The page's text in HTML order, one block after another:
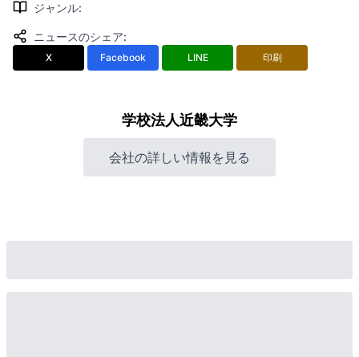
ジャンル:
ニュースのシェア:
X Facebook LINE 印刷
学校法人近畿大学
会社の詳しい情報を見る